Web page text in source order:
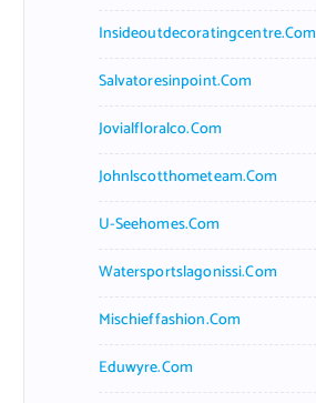
Insideoutdecoratingcentre.com
Salvatoresinpoint.com
Jovialfloralco.com
Johnlscotthometeam.com
U-Seehomes.com
Watersportslagonissi.com
Mischieffashion.com
Eduwyre.com